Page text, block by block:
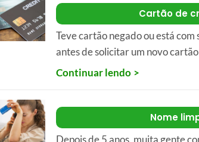
Cartão de
Teve cartão negado ou está
antes de solicitar um novo
Continuar lendo
Nome
Depois de 5 anos, muita gente